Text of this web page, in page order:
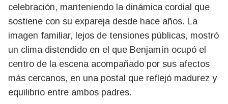
celebración, manteniendo la dinámica cordial que
sostiene con su expareja desde hace años. La
imagen familiar, lejos de tensiones públicas, mostró
un clima distendido en el que Benjamín ocupó el
centro de la escena acompañado por sus afectos
más cercanos, en una postal que reflejó madurez y
equilibrio entre ambos padres.